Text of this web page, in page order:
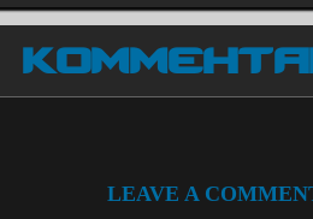
LEAVE A